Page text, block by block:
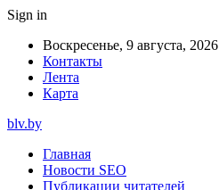
Sign in
Воскресенье, 9 августа, 2026
Контакты
Лента
Карта
blv.by
Главная
Новости SEO
Публикации читателей